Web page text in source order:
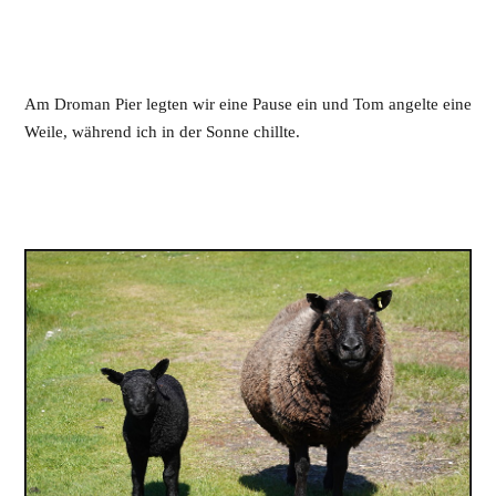
Am Droman Pier legten wir eine Pause ein und Tom angelte eine
Weile, während ich in der Sonne chillte.